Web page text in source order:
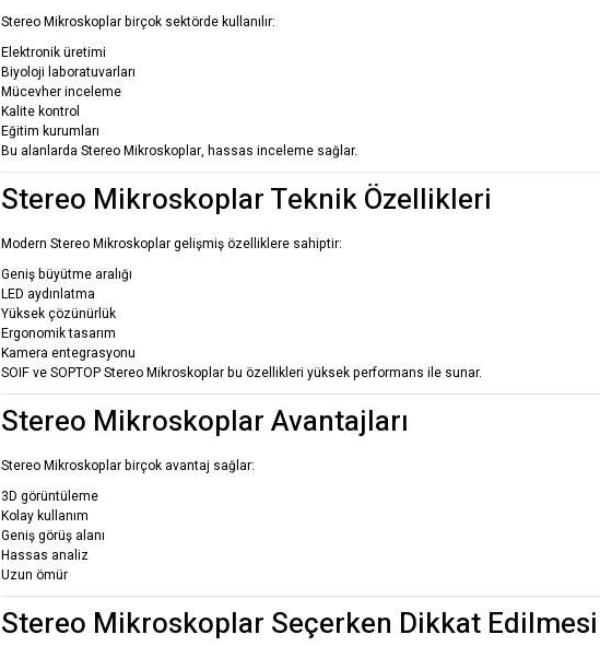
Stereo Mikroskoplar birçok sektörde kullanılır:
Elektronik üretimi
Biyoloji laboratuvarları
Mücevher inceleme
Kalite kontrol
Eğitim kurumları
Bu alanlarda Stereo Mikroskoplar, hassas inceleme sağlar.
Stereo Mikroskoplar Teknik Özellikleri
Modern Stereo Mikroskoplar gelişmiş özelliklere sahiptir:
Geniş büyütme aralığı
LED aydınlatma
Yüksek çözünürlük
Ergonomik tasarım
Kamera entegrasyonu
SOIF ve SOPTOP Stereo Mikroskoplar bu özellikleri yüksek performans ile sunar.
Stereo Mikroskoplar Avantajları
Stereo Mikroskoplar birçok avantaj sağlar:
3D görüntüleme
Kolay kullanım
Geniş görüş alanı
Hassas analiz
Uzun ömür
Stereo Mikroskoplar Seçerken Dikkat